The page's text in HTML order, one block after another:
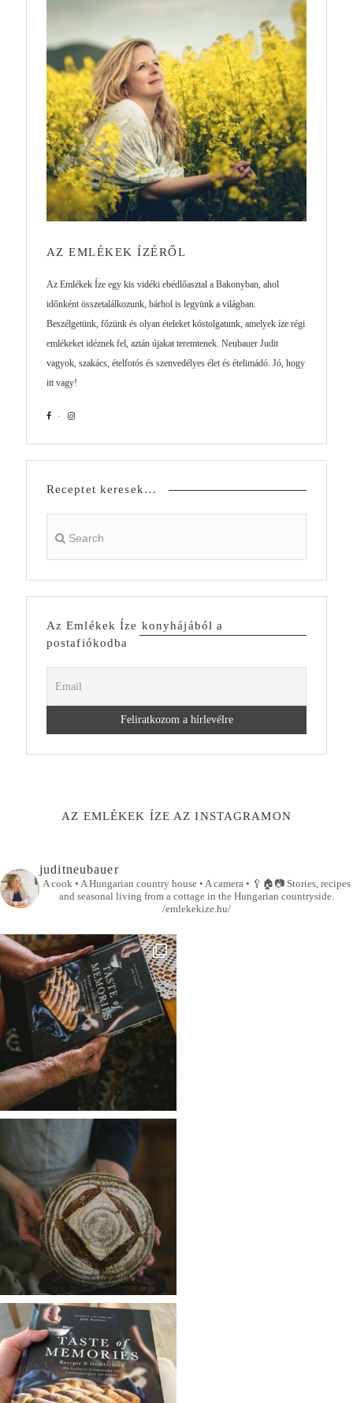
AZ EMLÉKEK ÍZÉRŐL
Az Emlékek Íze egy kis vidéki ebédlőasztal a Bakonyban, ahol
időnként összetalálkozunk, bárhol is legyünk a világban.
Beszélgetünk, főzünk és olyan ételeket kóstolgatunk, amelyek íze régi
emlékeket idéznek fel, aztán újakat teremtenek. Neubauer Judit
vagyok, szakács, ételfotós és szenvedélyes élet és ételimádó. Jó, hogy
itt vagy!
Receptet keresek…
Az Emlékek Íze konyhájából a
postafiókodba
AZ EMLÉKEK ÍZE AZ INSTAGRAMON
juditneubauer
A cook • A Hungarian country house • A camera • 🥄🏠📷Stories, recipes
and seasonal living from a cottage in the Hungarian countryside.
/emlekekize.hu/